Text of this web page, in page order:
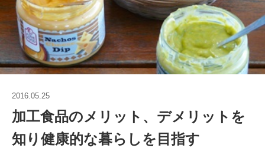
2016.05.25
加工食品のメリット、デメリットを
知り健康的な暮らしを目指す